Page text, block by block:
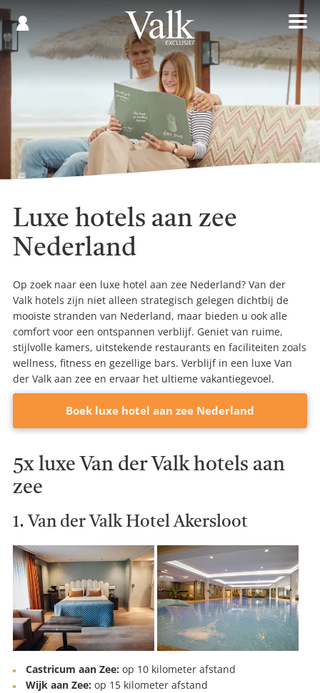
Registreren
Luxe hotels aan zee
Nederland
Op zoek naar een luxe hotel aan zee Nederland? Van der
Valk hotels zijn niet alleen strategisch gelegen dichtbij de
mooiste stranden van Nederland, maar bieden u ook alle
comfort voor een ontspannen verblijf. Geniet van ruime,
stijlvolle kamers, uitstekende restaurants en faciliteiten zoals
wellness, fitness en gezellige bars. Verblijf in een luxe Van
der Valk aan zee en ervaar het ultieme vakantiegevoel.
Boek luxe hotel aan zee Nederland
5x luxe Van der Valk hotels aan
zee
1. Van der Valk Hotel Akersloot
Castricum aan Zee: op 10 kilometer afstand
Wijk aan Zee: op 15 kilometer afstand